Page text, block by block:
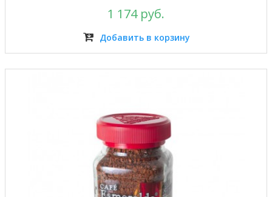
1 174 руб.
Добавить в корзину